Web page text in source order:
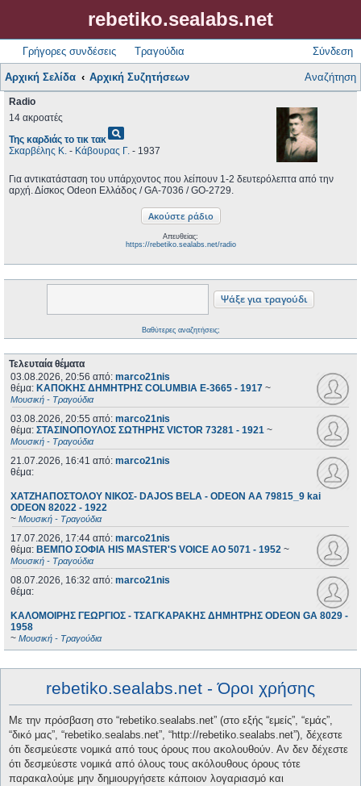
rebetiko.sealabs.net
Γρήγορες συνδέσεις Τραγούδια Σύνδεση
Αρχική Σελίδα Αρχική Συζητήσεων Αναζήτηση
Radio
14 ακροατές
Της καρδιάς το τικ τακpageview
Σκαρβέλης Κ. - Κάβουρας Γ. - 1937
Για αντικατάσταση του υπάρχοντος που λείπουν 1-2 δευτερόλεπτα από την
αρχή. Δίσκος Odeon Ελλάδος / GA-7036 / GO-2729.
Απευθείας:
https://rebetiko.sealabs.net/radio
Βαθύτερες αναζητήσεις;
Τελευταία θέματα
03.08.2026, 20:56 από: marco21nis
θέμα: ΚΑΠΟΚΗΣ ΔΗΜΗΤΡΗΣ COLUMBIA E-3665 - 1917 ~
Μουσική - Τραγούδια
03.08.2026, 20:55 από: marco21nis
θέμα: ΣΤΑΣΙΝΟΠΟΥΛΟΣ ΣΩΤΗΡΗΣ VICTOR 73281 - 1921 ~
Μουσική - Τραγούδια
21.07.2026, 16:41 από: marco21nis
θέμα:
ΧΑΤΖΗΑΠΟΣΤΟΛΟΥ ΝΙΚΟΣ- DAJOS BELA - ODEON AA 79815_9 kai
ODEON 82022 - 1922
~ Μουσική - Τραγούδια
17.07.2026, 17:44 από: marco21nis
θέμα: ΒΕΜΠΟ ΣΟΦΙΑ HIS MASTER'S VOICE AO 5071 - 1952 ~
Μουσική - Τραγούδια
08.07.2026, 16:32 από: marco21nis
θέμα:
ΚΑΛΟΜΟΙΡΗΣ ΓΕΩΡΓΙΟΣ - ΤΣΑΓΚΑΡΑΚΗΣ ΔΗΜΗΤΡΗΣ ODEON GA 8029 -
1958
~ Μουσική - Τραγούδια
rebetiko.sealabs.net - Όροι χρήσης
Με την πρόσβαση στο “rebetiko.sealabs.net” (στο εξής “εμείς”, “εμάς”,
“δικό μας”, “rebetiko.sealabs.net”, “http://rebetiko.sealabs.net”), δέχεστε
ότι δεσμεύεστε νομικά από τους όρους που ακολουθούν. Αν δεν δέχεστε
ότι δεσμεύεστε νομικά από όλους τους ακόλουθους όρους τότε
παρακαλούμε μην δημιουργήσετε κάποιον λογαριασμό και